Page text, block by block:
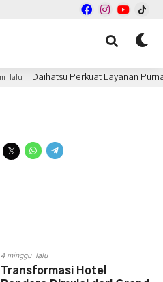
Daihatsu Perkuat Layanan Purnajual
4 minggu lalu
Transformasi Hotel